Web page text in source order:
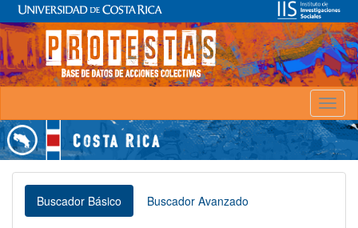
Buscador Básico Buscador Avanzado